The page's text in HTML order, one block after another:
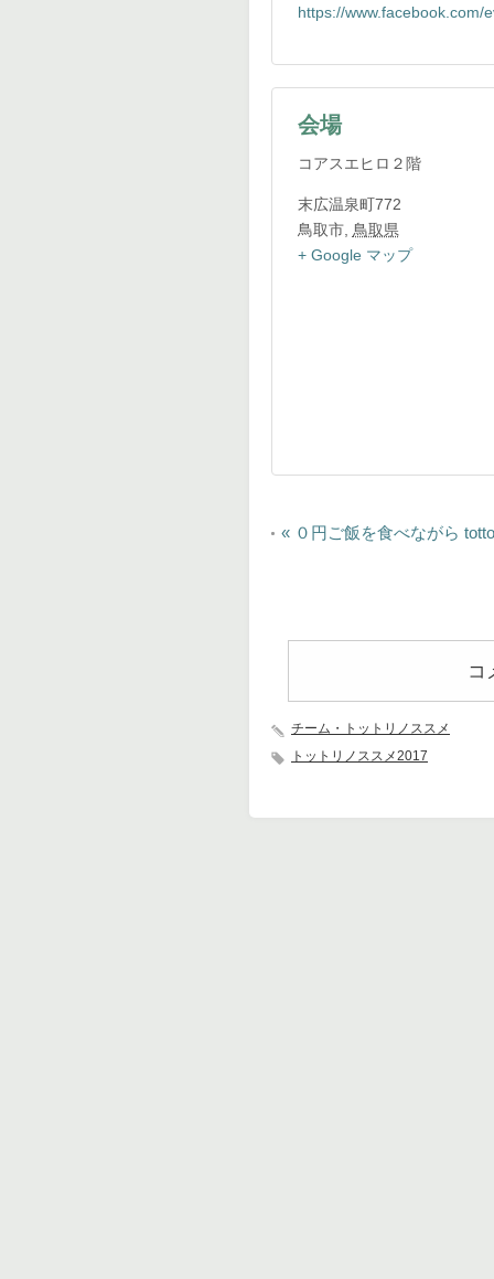
https://www.facebook.com/
会場
コアスエヒロ２階
末広温泉町772
鳥取市, 鳥取県
+ Google マップ
ベ« ０円ご飯を食べながら
コ
チーム・トットリノススメ
トットリノススメ2017